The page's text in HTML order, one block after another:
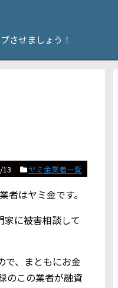
させましょう！
13 ヤミ金業者一覧
はヤミ金です。
家に被害相談して
で、まともにお金
のこの業者が融資